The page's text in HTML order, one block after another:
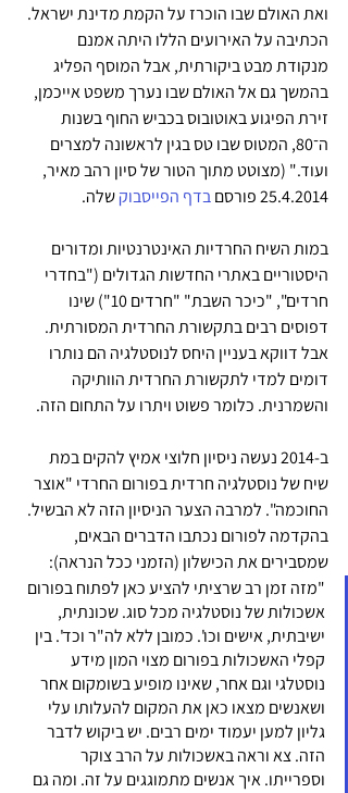
ואת האולם שבו הוכרז על הקמת מדינת ישראל.
הכתיבה על האירועים הללו היתה אמנם
מנקודת מבט ביקורתית, אבל המוסף הפליג
בהמשך גם אל האולם שבו נערך משפט אייכמן,
זירת הפיגוע באוטובוס בכביש החוף בשנות
ה־80, המטוס שבו טס בגין לראשונה למצרים
ועוד." (מצוטט מתוך הטור של סיון רהב מאיר,
25.4.2014 פורסם
בדף הפייסבוק שלה.
במות השיח החרדיות האינטרנטיות ומדורים
היסטוריים באתרי החדשות הגדולים ("בחדרי
חרדים", "כיכר השבת" "חרדים 10") שינו
דפוסים רבים בתקשורת החרדית המסורתית.
אבל דווקא בעניין היחס לנוסטלגיה הם נותרו
דומים למדי לתקשורת החרדית הוותיקה
והשמרנית. כלומר פשוט ויתרו על התחום הזה.
ב-2014 נעשה ניסיון חלוצי אמיץ להקים במת
שיח של נוסטלגיה חרדית בפורום החרדי "אוצר
החוכמה". למרבה הצער הניסיון הזה לא הבשיל.
בהקדמה לפורום נכתבו הדברים הבאים,
שמסבירים את הכישלון (הזמני ככל הנראה):
"מזה זמן רב שרציתי להציע כאן לפתוח בפורום
אשכולות של נוסטלגיה מכל סוג. שכונתית,
ישיבתית, אישים וכו'. כמובן ללא לה"ר וכד'. בין
קפלי האשכולות בפורום מצוי המון מידע
נוסטלגי וגם אחר, שאינו מופיע בשומקום אחר
ושאנשים מצאו כאן את המקום להעלותו עלי
גליון למען יעמוד ימים רבים. יש ביקוש לדבר
הזה. צא וראה באשכולות על הרב צוקר
וספרייתו. איך אנשים מתמוגגים על זה. ומה גם